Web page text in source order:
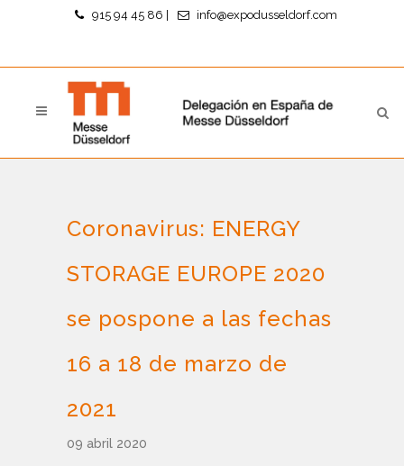
915 94 45 86 info@expodusseldorf.com
Coronavirus: ENERGY
STORAGE EUROPE 2020
se pospone a las fechas
16 a 18 de marzo de
2021
09 abril 2020